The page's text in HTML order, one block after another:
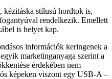
kézitáska stílusú hordtok is,
rendelkezik. Emellett
is helyet kap.
információk keringenek a
marketinganyaga szerint a
érdekében nem
képeken viszont egy USB-A –